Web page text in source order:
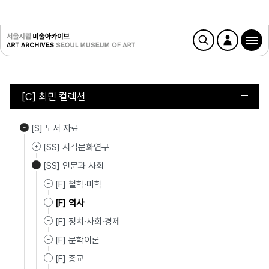
[C] 최민 컬렉션
[S] 도서 자료
[SS] 시각문화연구
[SS] 인문과 사회
[F] 철학·미학
[F] 역사
[F] 정치·사회·경제
[F] 문학이론
[F] 종교